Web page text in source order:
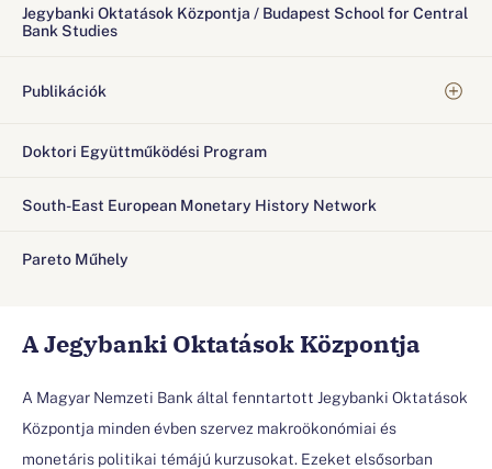
A Jegybanki Oktatások Központja
A Magyar Nemzeti Bank által fenntartott Jegybanki Oktatások
Központja minden évben szervez makroökonómiai és
monetáris politikai témájú kurzusokat. Ezeket elsősorban
Jegybanki Oktatások Központja / Budapest School for Central
Bank Studies
Publikációk
Doktori Együttműködési Program
South-East European Monetary History Network
Pareto Műhely